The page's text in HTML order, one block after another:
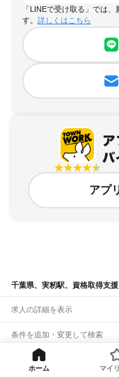
「LINEで受け取る」では
す。 詳しくはこちら
アプ
千葉県、実籾駅、資格取得支
求人の詳細を表示
条件を追加・変更して検索
市区町村を追加・変更
関連キーワード
ホーム マイ